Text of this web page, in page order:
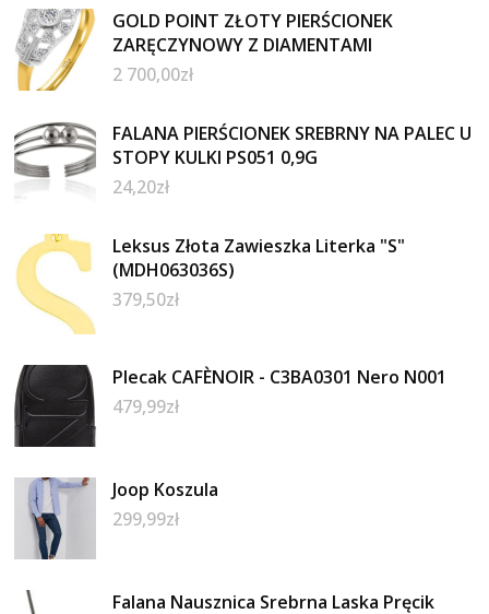
GOLD POINT ZŁOTY PIERŚCIONEK
ZARĘCZYNOWY Z DIAMENTAMI
2 700,00zł
FALANA PIERŚCIONEK SREBRNY NA PALEC U
STOPY KULKI PS051 0,9G
24,20zł
Leksus Złota Zawieszka Literka "S"
(MDH063036S)
379,50zł
Plecak CAFÈNOIR - C3BA0301 Nero N001
479,99zł
Joop Koszula
299,99zł
Falana Nausznica Srebrna Laska Pręcik